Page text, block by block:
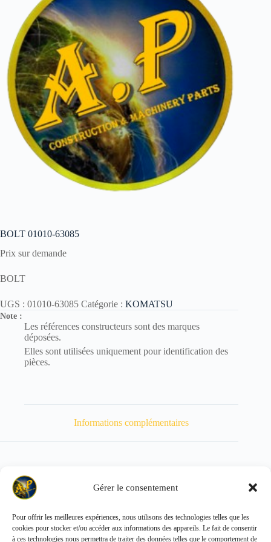
Gérer le consentement
Pour offrir les meilleures expériences, nous utilisons des technologies telles que les
cookies pour stocker et/ou accéder aux informations des appareils. Le fait de consentir
à ces technologies nous permettra de traiter des données telles que le comportement de
BOLT 01010-63085
Prix sur demande
BOLT
UGS : 01010-63085 Catégorie : KOMATSU
Note :
Les références constructeurs sont des marques
déposées.
Elles sont utilisées uniquement pour identification des
pièces.
Informations complémentaires
Poids 680 kg
Copyright © 2026 - ALL PARTS FRANCE SAS